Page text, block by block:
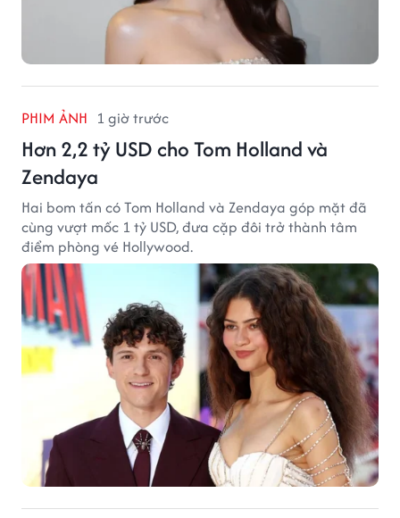
PHIM ẢNH 1 giờ trước
Hơn 2,2 tỷ USD cho Tom Holland và
Zendaya
Hai bom tấn có Tom Holland và Zendaya góp mặt đã
cùng vượt mốc 1 tỷ USD, đưa cặp đôi trở thành tâm
điểm phòng vé Hollywood.